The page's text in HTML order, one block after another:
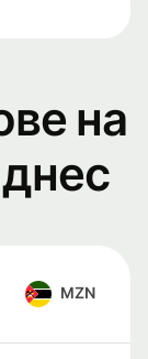
на
MZN